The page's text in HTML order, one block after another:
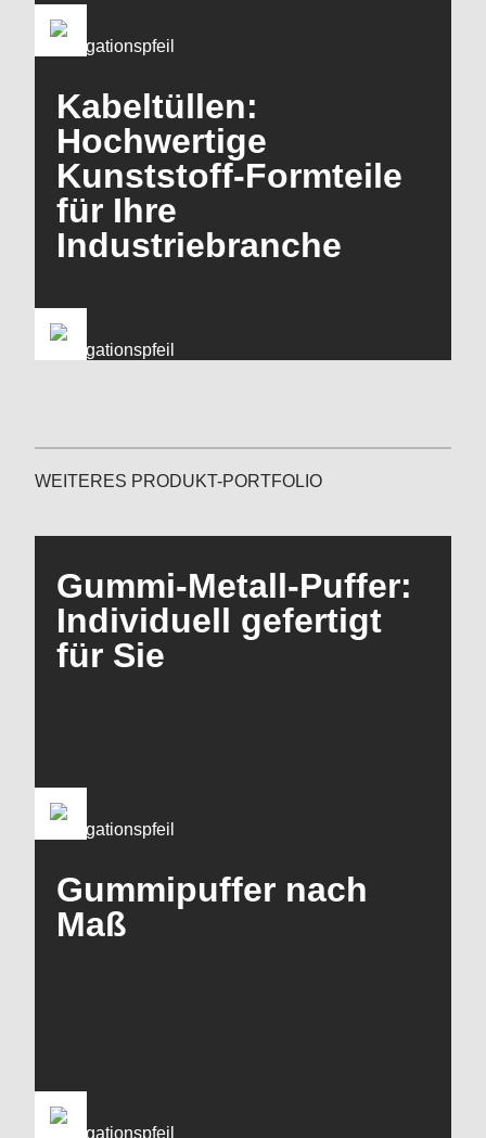
Kabeltüllen:
Hochwertige
Kunststoff-Formteile
für Ihre
Industriebranche
WEITERES PRODUKT-PORTFOLIO
Gummi-Metall-Puffer:
Individuell gefertigt
für Sie
Gummipuffer nach
Maß